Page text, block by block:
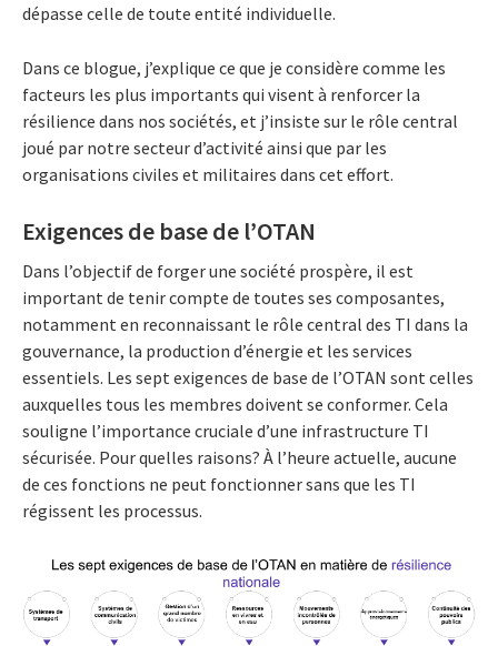
dépasse celle de toute entité individuelle.
Dans ce blogue, j’explique ce que je considère comme les
facteurs les plus importants qui visent à renforcer la
résilience dans nos sociétés, et j’insiste sur le rôle central
joué par notre secteur d’activité ainsi que par les
organisations civiles et militaires dans cet effort.
Exigences de base de l’OTAN
Dans l’objectif de forger une société prospère, il est
important de tenir compte de toutes ses composantes,
notamment en reconnaissant le rôle central des TI dans la
gouvernance, la production d’énergie et les services
essentiels. Les sept exigences de base de l’OTAN sont celles
auxquelles tous les membres doivent se conformer. Cela
souligne l’importance cruciale d’une infrastructure TI
sécurisée. Pour quelles raisons? À l’heure actuelle, aucune
de ces fonctions ne peut fonctionner sans que les TI
régissent les processus.